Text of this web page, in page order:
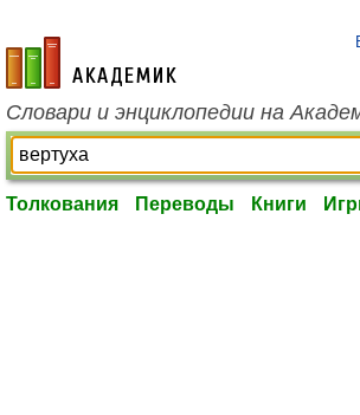
academic.ru
Словари и энциклопедии на
Толкования Переводы Книги